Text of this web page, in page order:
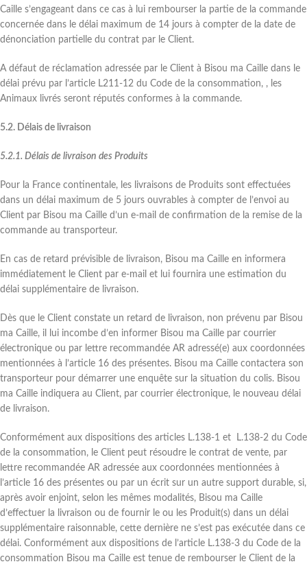
Caille s’engageant dans ce cas à lui rembourser la partie de la commande
concernée dans le délai maximum de 14 jours à compter de la date de
dénonciation partielle du contrat par le Client.
A défaut de réclamation adressée par le Client à Bisou ma Caille dans le
délai prévu par l’article L211-12 du Code de la consommation, , les
Animaux livrés seront réputés conformes à la commande.
5.2. Délais de livraison
5.2.1. Délais de livraison des Produits
Pour la France continentale, les livraisons de Produits sont effectuées
dans un délai maximum de 5 jours ouvrables à compter de l’envoi au
Client par Bisou ma Caille d’un e-mail de confirmation de la remise de la
commande au transporteur.
En cas de retard prévisible de livraison, Bisou ma Caille en informera
immédiatement le Client par e-mail et lui fournira une estimation du
délai supplémentaire de livraison.
Dès que le Client constate un retard de livraison, non prévenu par Bisou
ma Caille, il lui incombe d’en informer Bisou ma Caille par courrier
électronique ou par lettre recommandée AR adressé(e) aux coordonnées
mentionnées à l’article 16 des présentes. Bisou ma Caille contactera son
transporteur pour démarrer une enquête sur la situation du colis. Bisou
ma Caille indiquera au Client, par courrier électronique, le nouveau délai
de livraison.
Conformément aux dispositions des articles L.138-1 et L.138-2 du Code
de la consommation, le Client peut résoudre le contrat de vente, par
lettre recommandée AR adressée aux coordonnées mentionnées à
l’article 16 des présentes ou par un écrit sur un autre support durable, si,
après avoir enjoint, selon les mêmes modalités, Bisou ma Caille
d’effectuer la livraison ou de fournir le ou les Produit(s) dans un délai
supplémentaire raisonnable, cette dernière ne s’est pas exécutée dans ce
délai. Conformément aux dispositions de l’article L.138-3 du Code de la
consommation Bisou ma Caille est tenue de rembourser le Client de la